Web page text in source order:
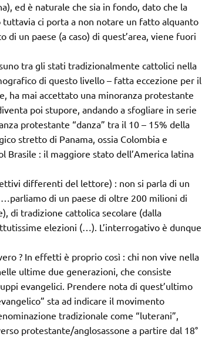
ed è naturale che sia in fondo, dato che la
ci porta a non notare un fatto alquanto
un paese (a caso) di quest’area, viene fuori
tra gli stati tradizionalmente cattolici nella
di questo livello – fatta eccezione per il
ha mai accettato una minoranza protestante
poi stupore, andando a sfogliare in serie
protestante “danza” tra il 10 – 15% della
stretto di Panama, ossia Colombia e
Brasile : il maggiore stato dell’America latina
differenti del lettore) : non si parla di un
di un paese di oltre 200 milioni di
di tradizione cattolica secolare (dalla
elezioni (…). L’interrogativo è dunque
? In effetti è proprio così : chi non vive nella
ultime due generazioni, che consiste
evangelici. Prendere nota di quest’ultimo
sta ad indicare il movimento
tradizionale come “luterani”,
protestante/anglosassone a partire dal 18°